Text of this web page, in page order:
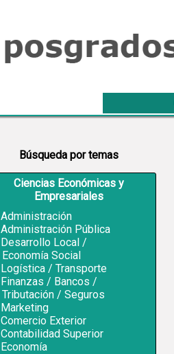
Búsqueda por temas
Ciencias Económicas y
Empresariales
Administración
Administración Pública
Desarrollo Local /
Economía Social
Logística / Transporte
Finanzas / Bancos /
Tributación / Seguros
Marketing
Comercio Exterior
Contabilidad Superior
Economía